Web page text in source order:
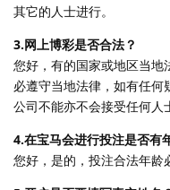
其它的人士进行。
3.网上博彩是否合法？
您好，有的国家或地区当地
必遵守当地法律，如有任
公司不能亦不会接受任何人
4.在宝马会进行投注是否有
您好，是的，投注合法年龄